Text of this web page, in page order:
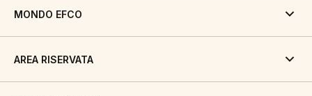
MONDO EFCO
AREA RISERVATA